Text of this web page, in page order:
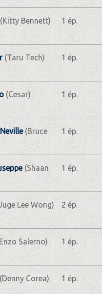
Bennett) 1 ép.
(Taru Tech) 1 ép.
(Cesar) 1 ép.
(Bruce
1 ép.
(Shaan
1 ép.
Lee Wong) 2 ép.
Salerno) 1 ép.
Corea) 1 ép.